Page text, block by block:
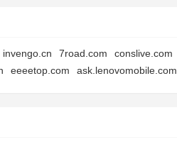
invengo.cn 7road.com conslive.com
eeeetop.com ask.lenovomobile.com